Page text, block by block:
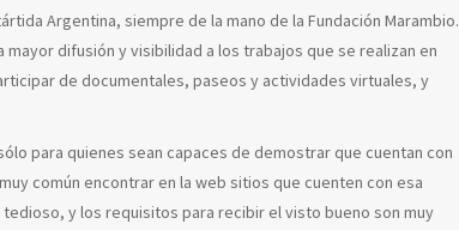
Argentina, siempre de la mano de la Fundación Marambio.
difusión y visibilidad a los trabajos que se realizan en
de documentales, paseos y actividades virtuales, y
para quienes sean capaces de demostrar que cuentan con
común encontrar en la web sitios que cuenten con esa
y los requisitos para recibir el visto bueno son muy